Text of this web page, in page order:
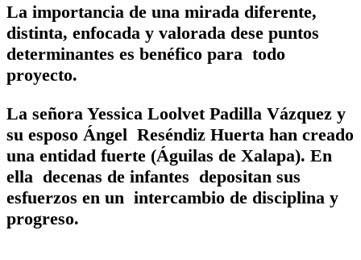
La importancia de una mirada diferente,
distinta, enfocada y valorada dese puntos
determinantes es benéfico para todo
proyecto.
La señora Yessica Loolvet Padilla Vázquez y
su esposo Ángel Reséndiz Huerta han creado
una entidad fuerte (Águilas de Xalapa). En
ella decenas de infantes depositan sus
esfuerzos en un intercambio de disciplina y
progreso.